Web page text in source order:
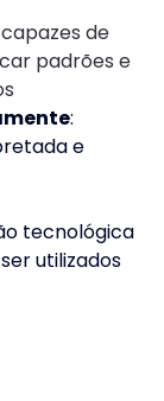
capazes de
padrões e
:
e
tecnológica
utilizados